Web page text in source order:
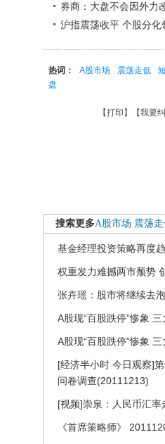
券商：大盘不会因外力
沪指震荡收平 个股分化
热词： A股市场 震荡走低
盘
【打印 】【我要
搜索更多A股市场 震荡
基金经理投资策略再度
权重发力难撼两市颓势
张卉瑶：股市将继续去
A股现“百股跌停”惨象
A股现“百股跌停”惨象
[经济半小时 今日观察]
问卷调查(20111213)
[视频]崇泉：人民币汇率
《首席策略师》